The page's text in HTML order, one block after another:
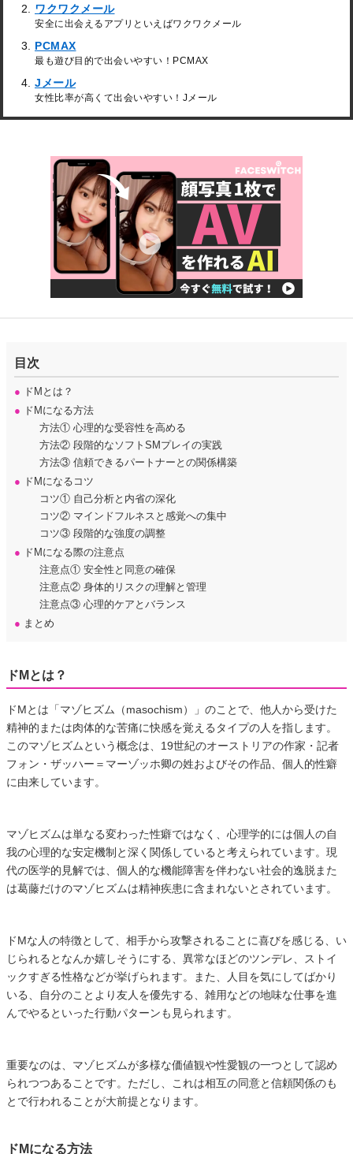
ワクワクメール
安全に出会えるアプリといえばワクワクメール
PCMAX
最も遊び目的で出会いやすい！PCMAX
Jメール
女性比率が高くて出会いやすい！Jメール
目次
● ドMとは？
● ドMになる方法
方法① 心理的な受容性を高める
方法② 段階的なソフトSMプレイの実践
方法③ 信頼できるパートナーとの関係構築
● ドMになるコツ
コツ① 自己分析と内省の深化
コツ② マインドフルネスと感覚への集中
コツ③ 段階的な強度の調整
● ドMになる際の注意点
注意点① 安全性と同意の確保
注意点② 身体的リスクの理解と管理
注意点③ 心理的ケアとバランス
● まとめ
ドMとは？
ドMとは「マゾヒズム（masochism）」のことで、他人から受けた
精神的または肉体的な苦痛に快感を覚えるタイプの人を指します。
このマゾヒズムという概念は、19世紀のオーストリアの作家・記者
フォン・ザッハー＝マーゾッホ卿の姓およびその作品、個人的性癖
に由来しています。
マゾヒズムは単なる変わった性癖ではなく、心理学的には個人の自
我の心理的な安定機制と深く関係していると考えられています。現
代の医学的見解では、個人的な機能障害を伴わない社会的逸脱また
は葛藤だけのマゾヒズムは精神疾患に含まれないとされています。
ドMな人の特徴として、相手から攻撃されることに喜びを感じる、い
じられるとなんか嬉しそうにする、異常なほどのツンデレ、ストイ
ックすぎる性格などが挙げられます。また、人目を気にしてばかり
いる、自分のことより友人を優先する、雑用などの地味な仕事を進
んでやるといった行動パターンも見られます。
重要なのは、マゾヒズムが多様な価値観や性愛観の一つとして認め
られつつあることです。ただし、これは相互の同意と信頼関係のも
とで行われることが大前提となります。
ドMになる方法